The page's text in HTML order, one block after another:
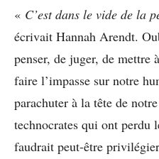
« C’est dans le vide de la
écrivait Hannah Arendt.
penser, de juger, de mettre
faire l’impasse sur notre
parachuter à la tête de
technocrates qui ont perdu
faudrait peut-être